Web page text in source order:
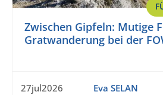
Zwischen Gipfeln: Mutige
Gratwanderung bei der
27jul2026 Eva SELAN